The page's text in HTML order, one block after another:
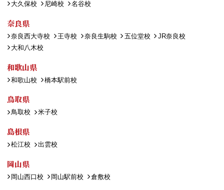
大久保校
尼崎校 名谷校
奈良県
奈良西大寺校 王寺校 奈良生駒校 五位堂校
JR奈良校
大和八木校
和歌山県
和歌山校 橋本駅前校
鳥取県
鳥取校 米子校
島根県
松江校 出雲校
岡山県
岡山西口校 岡山駅前校 倉敷校